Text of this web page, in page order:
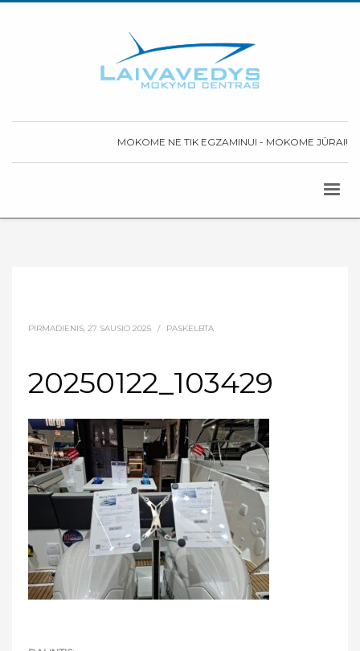
MOKOME NE TIK EGZAMINUI - MOKOME JŪRAI!
PIRMADIENIS, 27 SAUSIO 2025 / PASKELBTA
20250122_103429